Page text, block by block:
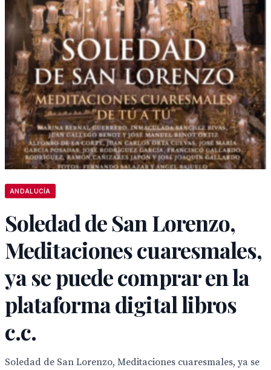
ANDALUCÍA
Soledad de San Lorenzo,
Meditaciones cuaresmales,
ya se puede comprar en la
plataforma digital libros
c.c.
Soledad de San Lorenzo, Meditaciones cuaresmales, ya se